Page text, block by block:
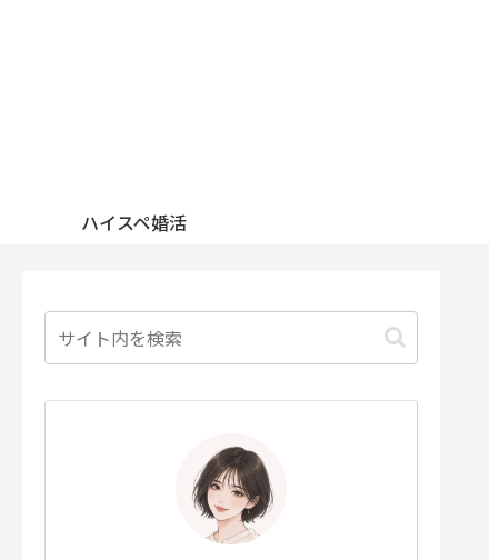
ハイスペ婚活